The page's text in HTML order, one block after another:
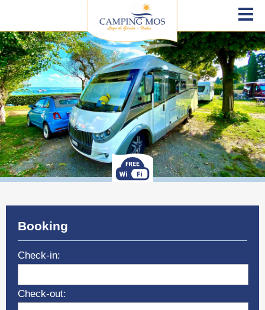
Booking
Check-in:
Check-out: